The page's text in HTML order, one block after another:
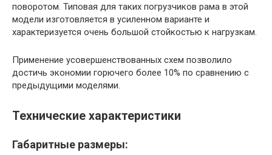
поворотом. Типовая для таких погрузчиков рама в этой
модели изготовляется в усиленном варианте и
характеризуется очень большой стойкостью к нагрузкам.
Применение усовершенствованных схем позволило
достичь экономии горючего более 10% по сравнению с
предыдущими моделями.
Технические характеристики
Габаритные размеры: